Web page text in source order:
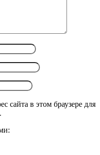
сайта в этом браузере для